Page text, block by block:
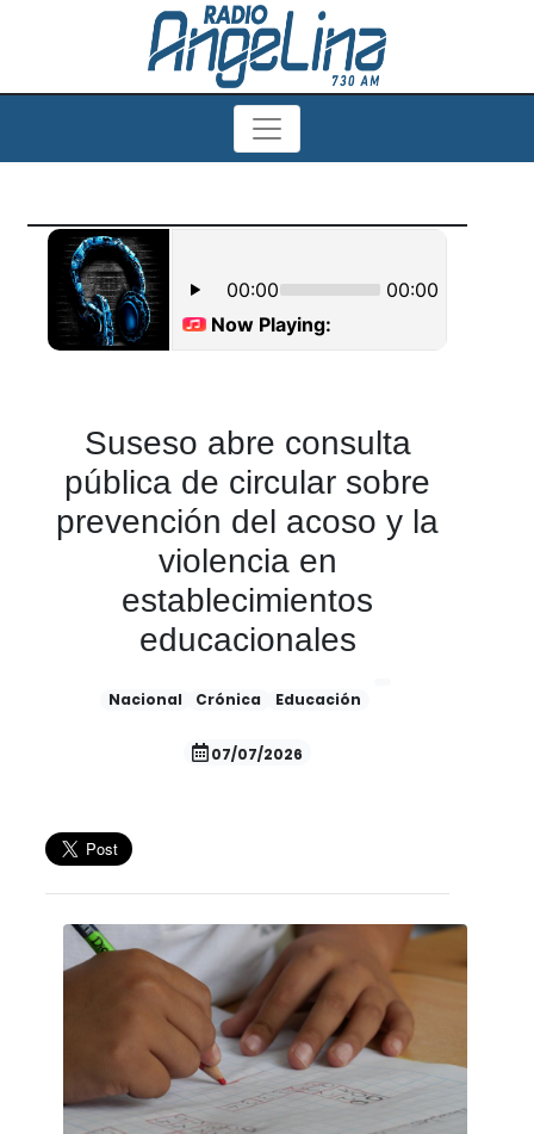
Suseso abre consulta
pública de circular sobre
prevención del acoso y la
violencia en
establecimientos
educacionales
Nacional Crónica Educación
07/07/2026